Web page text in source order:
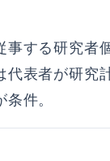
する研究者
表者が研究
件。